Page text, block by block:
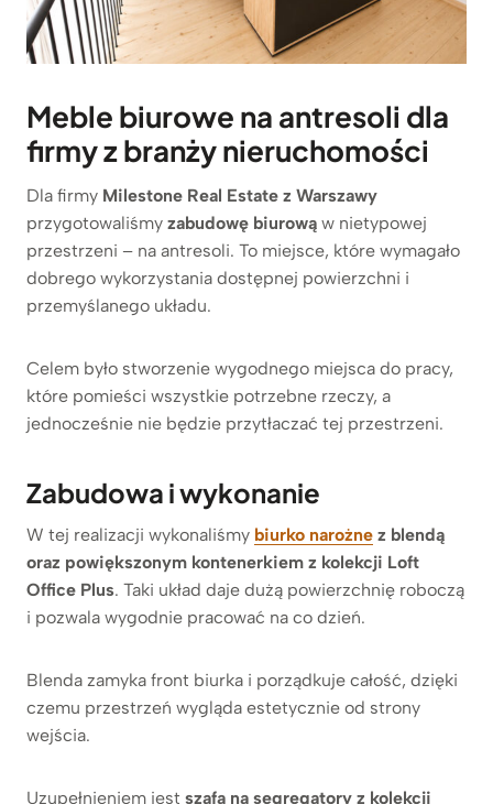
Meble biurowe na antresoli dla
firmy z branży nieruchomości
Dla firmy Milestone Real Estate z Warszawy
przygotowaliśmy zabudowę biurową w nietypowej
przestrzeni – na antresoli. To miejsce, które wymagało
dobrego wykorzystania dostępnej powierzchni i
przemyślanego układu.
Celem było stworzenie wygodnego miejsca do pracy,
które pomieści wszystkie potrzebne rzeczy, a
jednocześnie nie będzie przytłaczać tej przestrzeni.
Zabudowa i wykonanie
W tej realizacji wykonaliśmy biurko narożne z blendą
oraz powiększonym kontenerkiem z kolekcji Loft
Office Plus. Taki układ daje dużą powierzchnię roboczą
i pozwala wygodnie pracować na co dzień.
Blenda zamyka front biurka i porządkuje całość, dzięki
czemu przestrzeń wygląda estetycznie od strony
wejścia.
Uzupełnieniem jest szafa na segregatory z kolekcji